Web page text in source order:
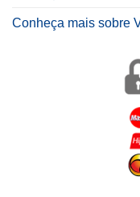
Conheça mais sobre